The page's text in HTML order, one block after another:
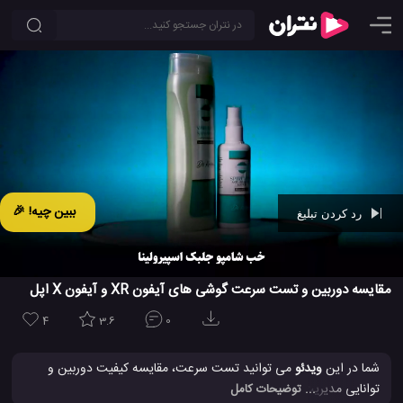
ببین چیه! 🎉
مقایسه دوربین و تست سرعت گوشی های آیفون XR و آیفون X اپل
4 3.6 0
شما در اینویدئومی توانید تست سرعت، مقایسه کیفیت دوربین و
... توضیحات کامل